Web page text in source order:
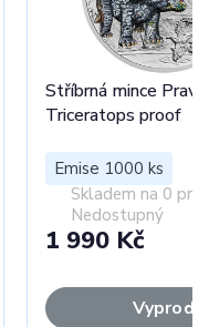
Stříbrná mince
Triceratops proof
Emise 1000 ks
Skladem na 0
Nedostupný
1 990 Kč